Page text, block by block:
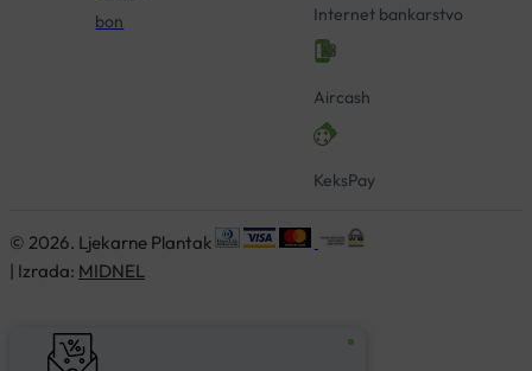
bon
Internet bankarstvo
Aircash
KeksPay
© 2026. Ljekarne Plantak
| Izrada: MIDNEL